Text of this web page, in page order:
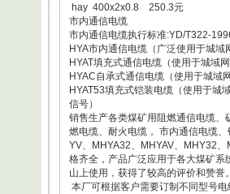
hay 400x2x0.8 250.3元
市内通信电缆
市内通信电缆执行标准:YD/T322-
HYA市内通信电缆（广泛使用于城
HYAT填充式通信电缆（使用于城域
HYAC自承式通信电缆（使用于城域
HYAT53填充式铠装电缆（使用于城
信号）
销售生产各类煤矿用阻燃通信电缆
燃电缆、耐火电缆， 市内通信电缆
YV、MHYA32、MHYAV、MHY32
格齐全，产品广泛应用于各大煤矿
山上使用，获得了较高的评价和赞誉
本厂可根据客户需要订制不同型号电